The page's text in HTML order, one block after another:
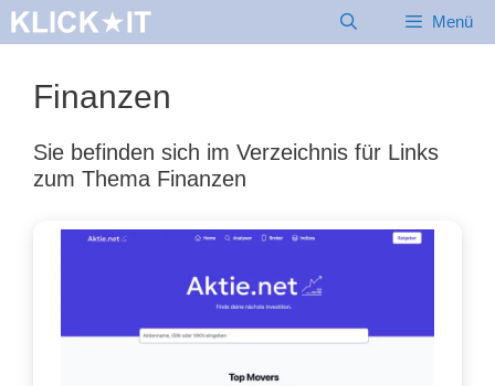
Zum
Inhalt
Menü
Finanzen
Sie befinden sich im Verzeichnis für Links
zum Thema Finanzen